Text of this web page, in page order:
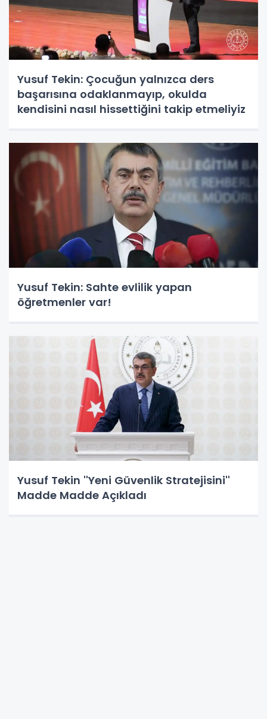
Yusuf Tekin: Çocuğun yalnızca ders
başarısına odaklanmayıp, okulda
kendisini nasıl hissettiğini takip etmeliyiz
Yusuf Tekin: Sahte evlilik yapan
öğretmenler var!
Yusuf Tekin ''Yeni Güvenlik Stratejisini''
Madde Madde Açıkladı